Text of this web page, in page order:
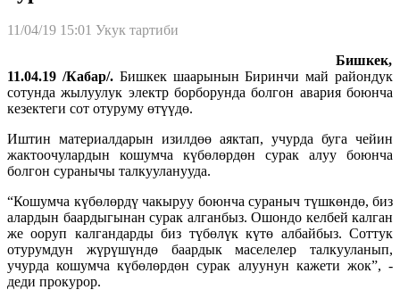
11/04/19 15:01 Укук тартиби
Бишкек,
11.04.19 /Кабар/. Бишкек шаарынын Биринчи май райондук
сотунда жылуулук электр борборунда болгон авария боюнча
кезектеги сот отуруму өтүүдө.
Иштин материалдарын изилдөө аяктап, учурда буга чейин
жактоочулардын кошумча күбөлөрдөн сурак алуу боюнча
болгон суранычы талкууланууда.
“Кошумча күбөлөрдү чакыруу боюнча сураныч түшкөндө, биз
алардын баардыгынан сурак алганбыз. Ошондо келбей калган
же ооруп калгандарды биз түбөлүк күтө албайбыз. Соттук
отурумдун жүрүшүндө баардык маселелер талкууланып,
учурда кошумча күбөлөрдөн сурак алуунун кажети жок”, -
деди прокурор.